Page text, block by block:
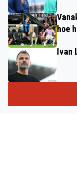
hoe
Ivan